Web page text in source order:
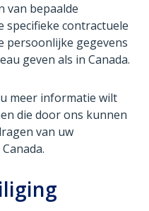
van bepaalde
specifieke contractuele
persoonlijke gegevens
geven als in Canada.
meer informatie wilt
die door ons kunnen
van uw